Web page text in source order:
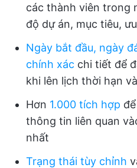
các thành viên trong
độ dự án, mục tiêu,
Ngày bắt đầu, ngày
chính xác chi tiết để
khi lên lịch thời hạn và
Hơn 1.000 tích hợp
thông tin liên quan
nhất
Trạng thái tùy chỉnh